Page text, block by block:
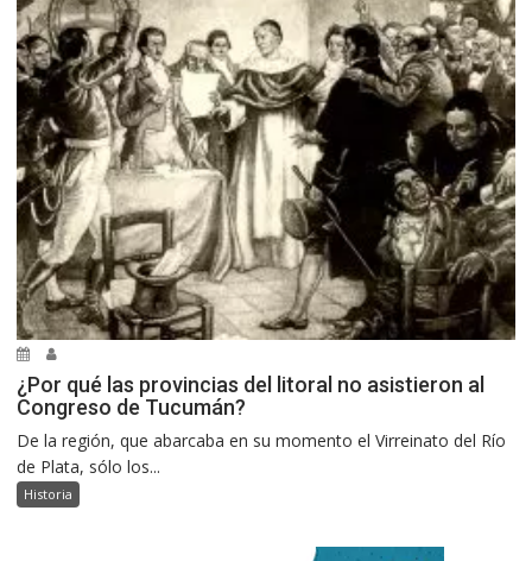
¿Por qué las provincias del litoral no asistieron al
Congreso de Tucumán?
De la región, que abarcaba en su momento el Virreinato del Río
de Plata, sólo los...
Historia